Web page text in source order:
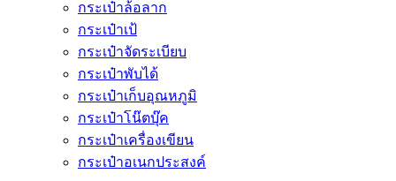
กระเป๋าล้อลาก
กระเป๋าเป้
กระเป๋าจัดระเบียบ
กระเป๋าพับได้
กระเป๋าเก็บอุณหภูมิ
กระเป๋าโน๊ตบุ๊ค
กระเป๋าเครื่องเขียน
กระเป๋าอเนกประสงค์